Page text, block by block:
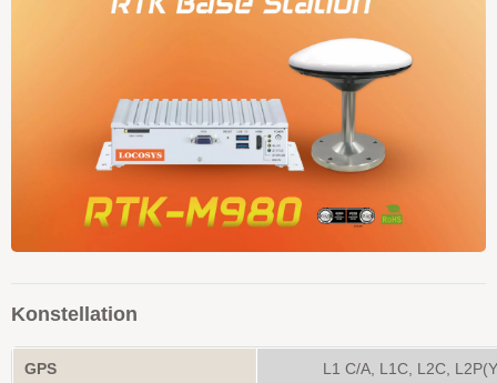
Konstellation
GPS L1 C/A, L1C, L2C,